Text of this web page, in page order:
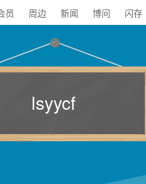
员 周边 新闻 博问 闪存
lsyycf